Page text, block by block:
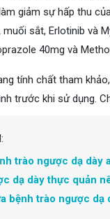
giảm sự hấp thu
muối sắt, Erlotinib và
40mg và
tính chất tham
trước khi sử dụng.
trào ngược dạ dày
dạ dày thực quản
bệnh trào ngược dạ